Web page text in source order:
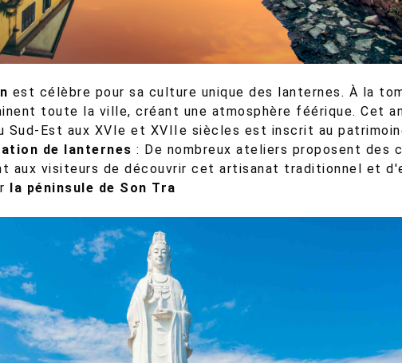
est célèbre pour sa culture unique des lanternes. À la
toute la ville, créant une atmosphère féérique. Cet
Sud-Est aux XVIe et XVIIe siècles est inscrit au
de lanternes : De nombreux ateliers proposent des
aux visiteurs de découvrir cet artisanat traditionnel et
la péninsule de Son Tra